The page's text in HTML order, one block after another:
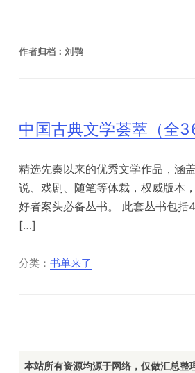
作者归档：刘鹗
中国古典文学荟萃（全
精选先秦以来的优秀文学作品，涵
说、戏剧、随笔等体裁，权威版本
好者案头必备丛书。 此套丛书包括
[…]
分类：书单来了
本站所有资源均源于网络，仅做汇总整